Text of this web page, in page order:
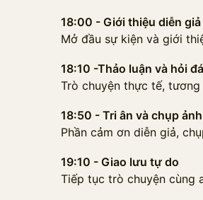
18:00 - Giới thiệu diễn giả
Mở đầu sự kiện và giới
18:10 -Thảo luận và hỏi
Trò chuyện thực tế,
18:50 - Tri ân và chụp ảnh
Phần cảm ơn diễn giả,
19:10 - Giao lưu tự do
Tiếp tục trò chuyện cùng